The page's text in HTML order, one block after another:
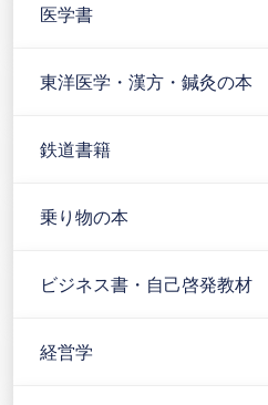
医学書
東洋医学・漢方・鍼灸の本
鉄道書籍
乗り物の本
ビジネス書・自己啓発教材
経営学